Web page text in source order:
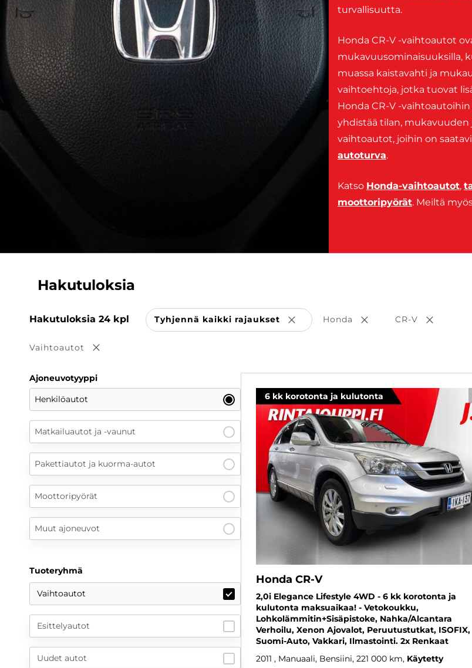
turvallisuutta.
Honda CR-V -vaihtoautot
mukavuusominaisuuksilla,
muassa kaistavahti ja
vaihtoehtoja, jotka tuovat
Honda CR-V -
yhdistää tilan, mukavuuden
vaihtoautot, joihin on
autoturva.
Katso Honda-vaihtoautot,
moottoripyörät. Meiltä
Hakutuloksia
Hakutuloksia 24 kpl Tyhjennä kaikki rajaukset Poista valinta
Honda Poista valinta
CR-V Poista
Vaihtoautot Poista valinta
Ajoneuvotyyppi
Henkilöautot
Matkailuautot ja -vaunut
Pakettiautot ja kuorma-autot
Moottoripyörät
Muut ajoneuvot
Tuoteryhmä
Vaihtoautot
Esittelyautot
Uudet autot
6 kk korotonta ja kulutonta
Honda CR-V
2,0i Elegance Lifestyle 4WD - 6 kk korotonta ja
kulutonta maksuaikaa! - Vetokoukku,
Lohkolämmitin+Sisäpistoke, Nahka/Alcantara
Verhoilu, Xenon Ajovalot, Peruutustutkat, ISOFIX,
Suomi-Auto, Vakkari, Ilmastointi. 2x Renkaat
2011 , Manuaali, Bensiini, 221 000 km Käytetty